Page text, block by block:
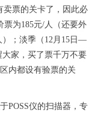
票的关卡了，因此必
为185元/人（还要外
）；淡季（12月15日—
大家，买了票千万不要
内都设有验票的关
POSS仪的扫描器，专